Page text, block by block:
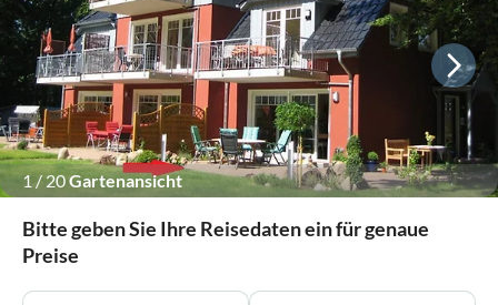
1/ 20Gartenansicht
Bitte geben Sie Ihre Reisedaten ein für genaue
Preise